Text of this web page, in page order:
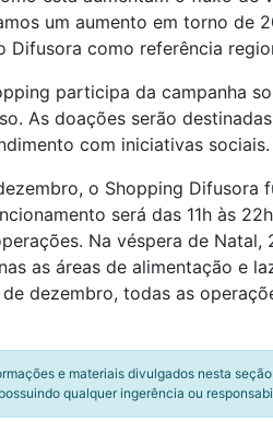
um aumento em torno de
Difusora como referência
participa da campanha
As doações serão
com iniciativas sociais.
o Shopping Difusora
será das 11h às
Na véspera de
as áreas de alimentação e
dezembro, todas as
e materiais divulgados nesta
qualquer ingerência ou